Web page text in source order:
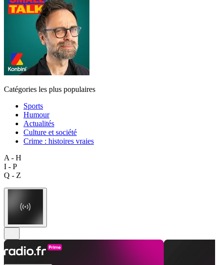
Catégories les plus populaires
Sports
Humour
Actualités
Culture et société
Crime : histoires vraies
A - H
I - P
Q - Z